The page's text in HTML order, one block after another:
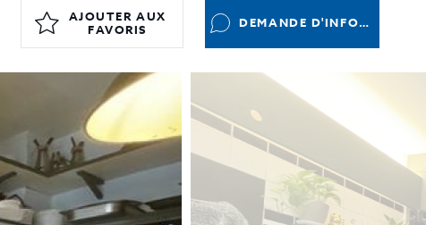
AJOUTER AUX
FAVORIS
DEMANDE D'INFORMATIONS